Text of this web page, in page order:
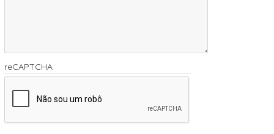
reCAPTCHA